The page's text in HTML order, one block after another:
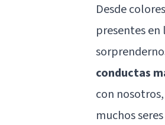
Desde
presentes
conductas
con
muchos